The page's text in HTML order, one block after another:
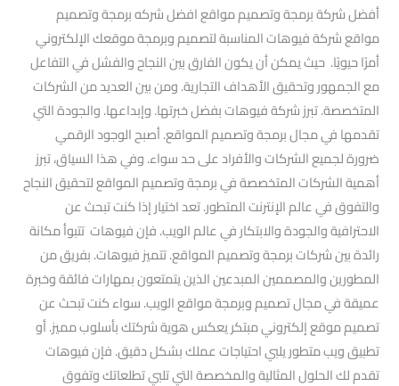
أفضل شركة برمجة وتصميم مواقع افضل شركه برمجة وتصميم
مواقع شركة فيوهات المناسبة لتصميم وبرمجة موقعك الإلكتروني
أمرًا حيويًا. حيث يمكن أن يكون الفارق بين النجاح والفشل في التفاعل
مع الجمهور وتحقيق الأهداف التجارية. ومن بين العديد من الشركات
المتخصصة. تبرز شركة فيوهات بفضل خبرتها. وإبداعها. والجودة التي
تقدمها في مجال برمجة وتصميم المواقع. أصبح الوجود الرقمي
ضرورة لجميع الشركات والأفراد على حد سواء. وفي هذا السياق، تبرز
أهمية الشركات المتخصصة في برمجة وتصميم المواقع لتحقيق النجاح
والتفوق في عالم الإنترنت المتطور. تعد اختيار إذا كنت تبحث عن
الاحترافية والجودة والابتكار في عالم الويب. فإن فيوهات تتبوأ مكانة
رائدة بين شركات برمجة وتصميم المواقع. تتميز فيوهات. بفريق من
المطورين والمصممين المبدعين الذين يتمتعون بمهارات فائقة وخبرة
عميقة في مجال تصميم وبرمجة مواقع الويب. سواء كنت تبحث عن
تصميم موقع إلكتروني مبتكر يعكس هوية شركتك بأسلوب مميز. أو
تطبيق ويب متطور يلبي احتياجات عملك بشكل دقيق. فإن فيوهات
تقدم لك الحلول المثالية والمخصصة التي تلبي تطلعاتك وتفوق